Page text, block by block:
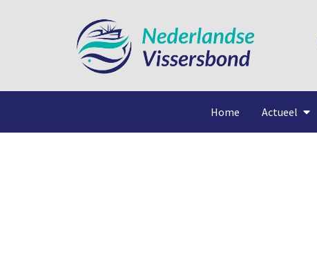
Home Actueel